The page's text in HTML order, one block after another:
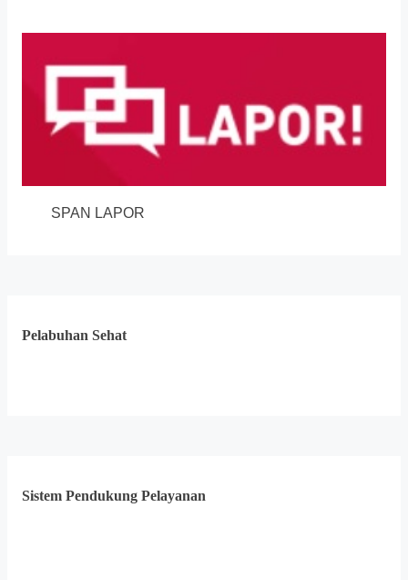
SPAN LAPOR
Pelabuhan Sehat
Sistem Pendukung Pelayanan